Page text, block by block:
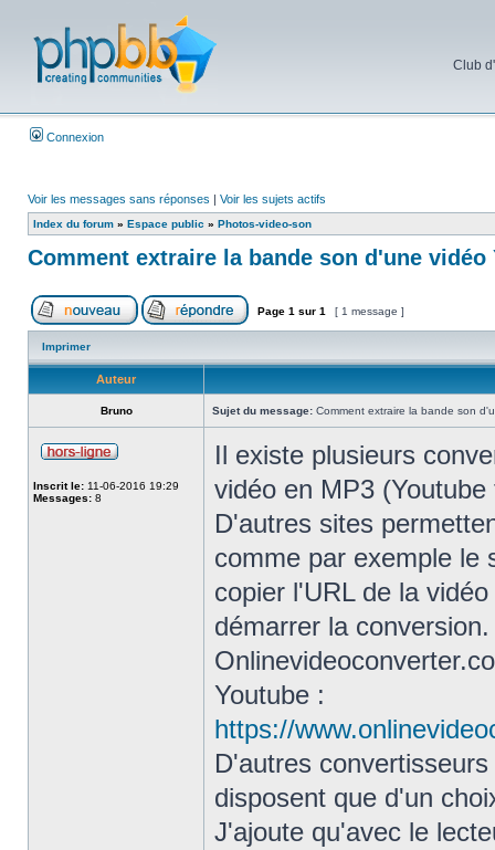
Club
Connexion
Voir les messages sans réponses | Voir les sujets actifs
Index du forum » Espace public » Photos-video-son
Comment extraire la bande son d'une vidéo
Page 1 sur 1 [ 1 message ]
Imprimer
Auteur
Bruno Sujet du message: Comment extraire la bande son
Inscrit le: 11-06-2016 19:29
Messages: 8
Il existe plusieurs
vidéo en MP3
D'autres sites
comme par exemple le
copier l'URL de la
démarrer la
Youtube :
https://
D'autres
disposent que d'un
J'ajoute qu'avec le